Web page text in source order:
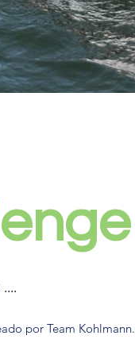
....
por Team Kohlmann.